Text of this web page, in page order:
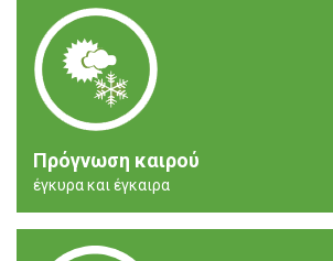
Πρόγνωση καιρού
έγκυρα και έγκαιρα